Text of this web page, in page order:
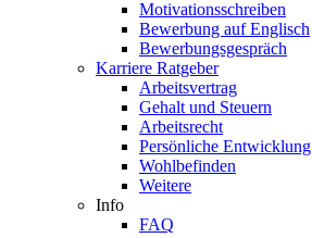
Motivationsschreiben
Bewerbung auf Englisch
Bewerbungsgespräch
Karriere Ratgeber
Arbeitsvertrag
Gehalt und Steuern
Arbeitsrecht
Persönliche Entwicklung
Wohlbefinden
Weitere
Info
FAQ